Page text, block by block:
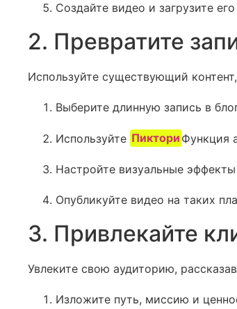
Создайте видео и загрузите
2. Превратите
Используйте существующий
Выберите длинную запись в
Используйте Пиктори Функция
Настройте визуальные
Опубликуйте видео на таких
3. Привлекайте
Увлеките свою аудиторию,
Изложите путь, миссию и